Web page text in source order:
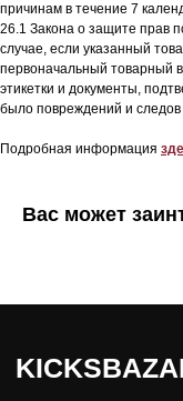
причинам в течение 7
26.1 Закона о защите прав
случае, если указанный
первоначальный товарный
этикетки и документы,
было повреждений и следов
Подробная информация
Вас может
Согласие на обработку персональных
ИП Даниелян Тигран Араикович
ОГНИП 321774600144801
ИНН 773398988994
*проект Meta Platforms Inc., деятельность
которой запрещена в РФ